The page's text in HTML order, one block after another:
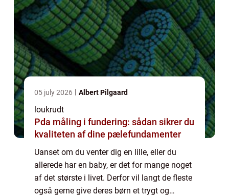
05 july 2026 Albert Pilgaard
loukrudt
Pda måling i fundering: sådan sikrer du
kvaliteten af dine pælefundamenter
Uanset om du venter dig en lille, eller du
allerede har en baby, er det for mange noget
af det største i livet. Derfor vil langt de fleste
også gerne give deres børn et trygt og